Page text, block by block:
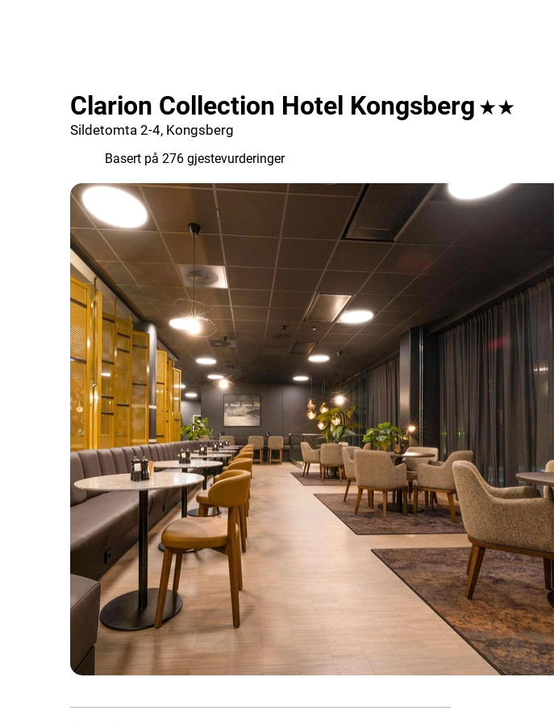
Clarion Collection Hotel Kongsberg ★★
Sildetomta 2-4, Kongsberg
Basert på 276 gjestevurderinger